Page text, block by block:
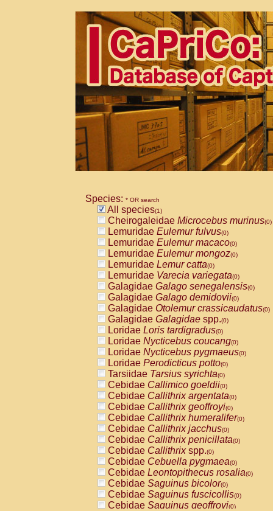
Species: * OR search
All species(1)
Cheirogaleidae Microcebus murinus(0)
Lemuridae Eulemur fulvus(0)
Lemuridae Eulemur macaco(0)
Lemuridae Eulemur mongoz(0)
Lemuridae Lemur catta(0)
Lemuridae Varecia variegata(0)
Galagidae Galago senegalensis(0)
Galagidae Galago demidovii(0)
Galagidae Otolemur crassicaudatus(0)
Galagidae Galagidae spp.(0)
Loridae Loris tardigradus(0)
Loridae Nycticebus coucang(0)
Loridae Nycticebus pygmaeus(0)
Loridae Perodicticus potto(0)
Tarsiidae Tarsius syrichta(0)
Cebidae Callimico goeldii(0)
Cebidae Callithrix argentata(0)
Cebidae Callithrix geoffroyi(0)
Cebidae Callithrix humeralifer(0)
Cebidae Callithrix jacchus(0)
Cebidae Callithrix penicillata(0)
Cebidae Callithrixspp.(0)
Cebidae Cebuella pygmaea(0)
Cebidae Leontopithecus rosalia(0)
Cebidae Saguinus bicolor(0)
Cebidae Saguinus fuscicollis(0)
Cebidae Saguinus geoffroyi(0)